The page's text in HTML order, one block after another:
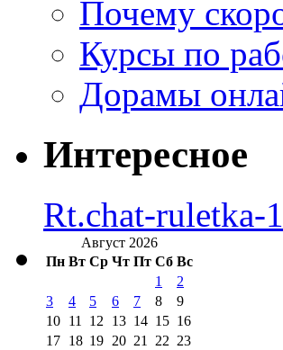
Почему
Курсы по
Дорамы
Интересное
Rt.chat-ruletka-
Август 2026
Пн Вт Ср Чт Пт Сб Вс
1
2
3
4 5 6 7 8
9
10 11 12 13 14 15 16
17 18 19 20 21 22 23